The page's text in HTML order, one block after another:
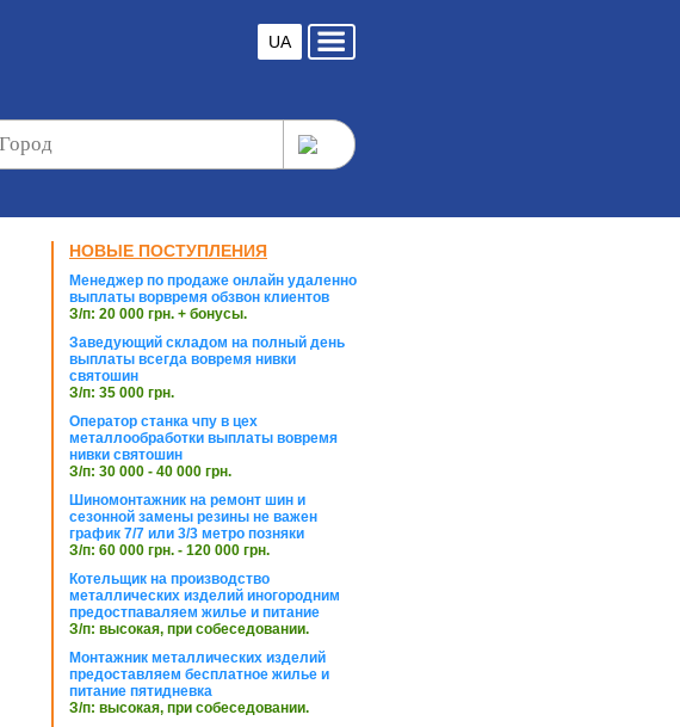
UA
НОВЫЕ ПОСТУПЛЕНИЯ
Менеджер по продаже онлайн удаленно
выплаты ворвремя обзвон клиентов
З/п: 20 000 грн. + бонусы.
Заведующий складом на полный день
выплаты всегда вовремя нивки
святошин
З/п: 35 000 грн.
Оператор станка чпу в цех
металлообработки выплаты вовремя
нивки святошин
З/п: 30 000 - 40 000 грн.
Шиномонтажник на ремонт шин и
сезонной замены резины не важен
график 7/7 или 3/3 метро позняки
З/п: 60 000 грн. - 120 000 грн.
Котельщик на производство
металлических изделий иногородним
предостпаваляем жилье и питание
З/п: высокая, при собеседовании.
Монтажник металлических изделий
предоставляем бесплатное жилье и
питание пятидневка
З/п: высокая, при собеседовании.